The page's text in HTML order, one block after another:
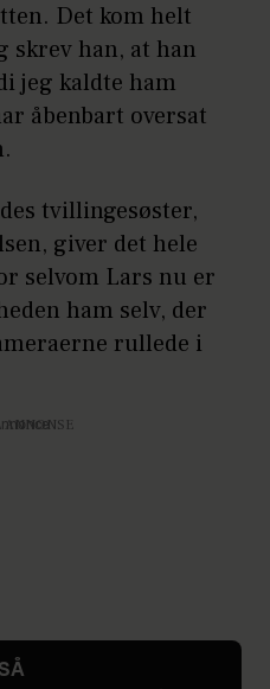
Det kom helt
skrev han, at han
jeg kaldte ham
åbenbart oversat
tvillingesøster,
giver det hele
selvom Lars nu er
ham selv, der
rullede i